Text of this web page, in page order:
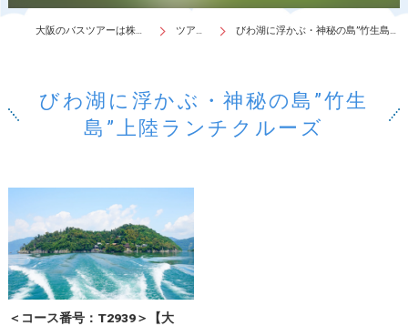
大阪のバスツアーは株式会社たびぱる ツアー一覧 びわ湖に浮かぶ・神秘の島”竹生島”上陸ランチクルーズ
びわ湖に浮かぶ・神秘の島”竹生
島”上陸ランチクルーズ
＜コース番号：T2939＞【大